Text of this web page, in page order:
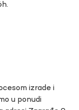
izrade i
u ponudi